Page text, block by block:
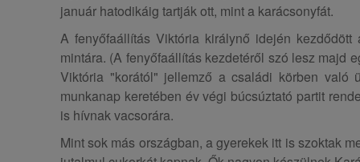
január hatodikáig tartják ott, mint a karácsonyfát.
A fenyőfaállítás Viktória királynő idején
mintára. (A fenyőfaállítás kezdetéről szó lesz majd
Viktória "korától" jellemző a családi körben való
munkanap keretében év végi búcsúztató partit
is hívnak vacsorára.
Mint sok más országban, a gyerekek itt is szoktak